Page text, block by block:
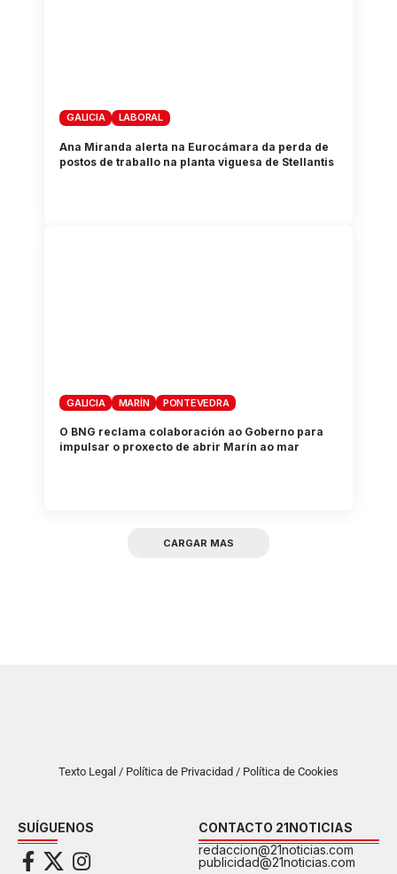
GALICIA LABORAL
Ana Miranda alerta na Eurocámara da perda de
postos de traballo na planta viguesa de Stellantis
GALICIA MARÍN PONTEVEDRA
O BNG reclama colaboración ao Goberno para
impulsar o proxecto de abrir Marín ao mar
CARGAR MAS
Texto Legal / Política de Privacidad / Política de Cookies
SUÍGUENOS
CONTACTO 21NOTICIAS
redaccion@21noticias.com
publicidad@21noticias.com